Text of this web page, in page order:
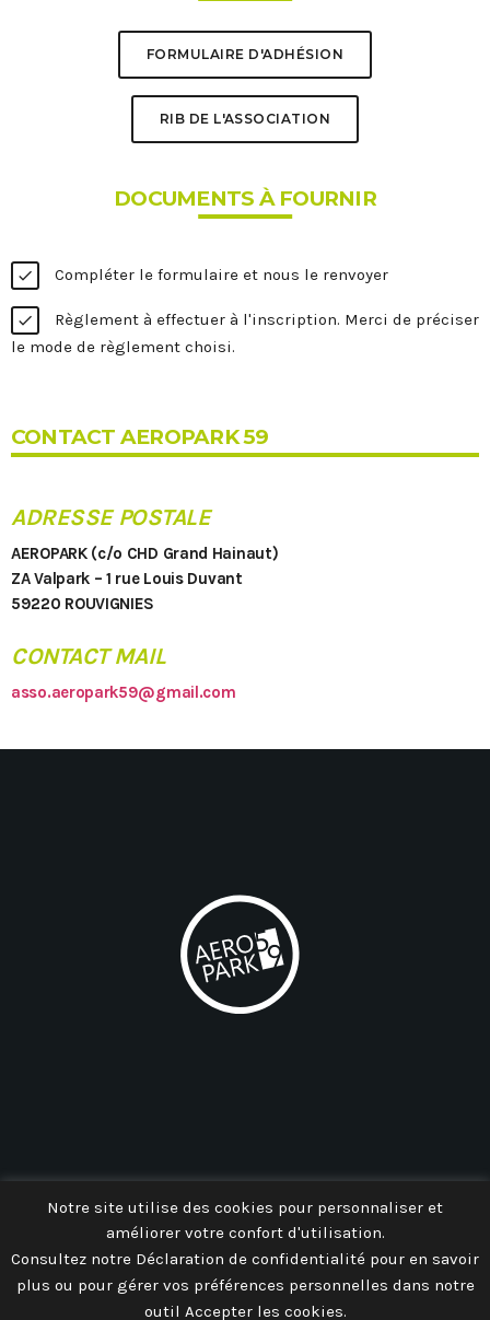
FORMULAIRE D'ADHÉSION
RIB DE L'ASSOCIATION
DOCUMENTS À FOURNIR
check Compléter le formulaire et nous le renvoyer
check
Règlement à effectuer à l'inscription. Merci de préciser
le mode de règlement choisi.
CONTACT AEROPARK 59
ADRESSE POSTALE
AEROPARK (c/o CHD Grand Hainaut)
ZA Valpark – 1 rue Louis Duvant
59220 ROUVIGNIES
CONTACT MAIL
asso.aeropark59@gmail.com
Notre site utilise des cookies pour personnaliser et
améliorer votre confort d'utilisation.
Consultez notre Déclaration de confidentialité pour en savoir
plus ou pour gérer vos préférences personnelles dans notre
outil Accepter les cookies.